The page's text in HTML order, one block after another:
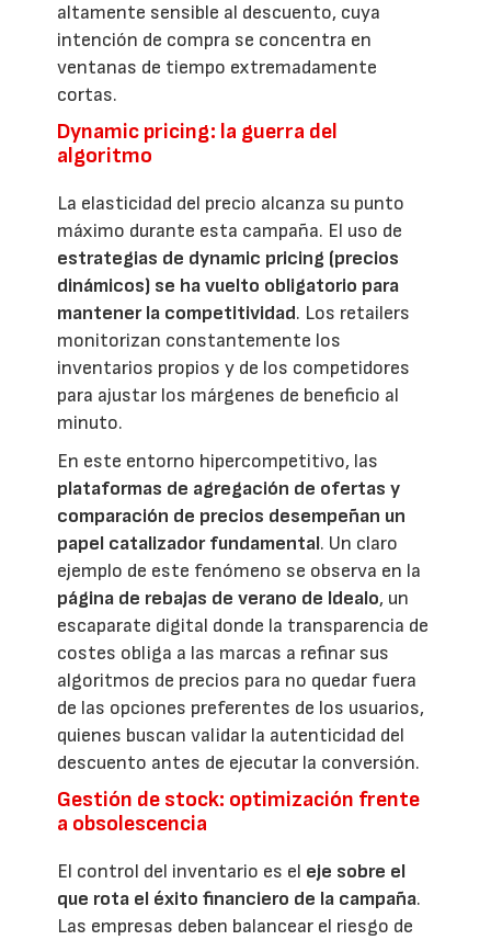
altamente sensible al descuento, cuya
intención de compra se concentra en
ventanas de tiempo extremadamente
cortas.
Dynamic pricing: la guerra del
algoritmo
La elasticidad del precio alcanza su punto
máximo durante esta campaña. El uso de
estrategias de dynamic pricing (precios
dinámicos) se ha vuelto obligatorio para
mantener la competitividad. Los retailers
monitorizan constantemente los
inventarios propios y de los competidores
para ajustar los márgenes de beneficio al
minuto.
En este entorno hipercompetitivo, las
plataformas de agregación de ofertas y
comparación de precios desempeñan un
papel catalizador fundamental. Un claro
ejemplo de este fenómeno se observa en la
página de rebajas de verano de Idealo, un
escaparate digital donde la transparencia de
costes obliga a las marcas a refinar sus
algoritmos de precios para no quedar fuera
de las opciones preferentes de los usuarios,
quienes buscan validar la autenticidad del
descuento antes de ejecutar la conversión.
Gestión de stock: optimización frente
a obsolescencia
El control del inventario es el eje sobre el
que rota el éxito financiero de la campaña.
Las empresas deben balancear el riesgo de